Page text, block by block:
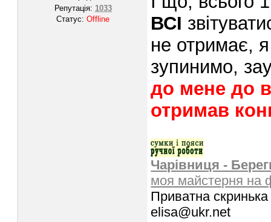
Репутація: 1033
Статус:Offline
ВСІ
не отримає,
зупинимо,
до мене до
отримав
Чарівниця -
моя майстерня на
Приватна
elisa@ukr.net